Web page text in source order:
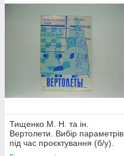
Тищенко М. Н. та ін.
Вертолети. Вибір параметрів
під час проєктування (б/у).